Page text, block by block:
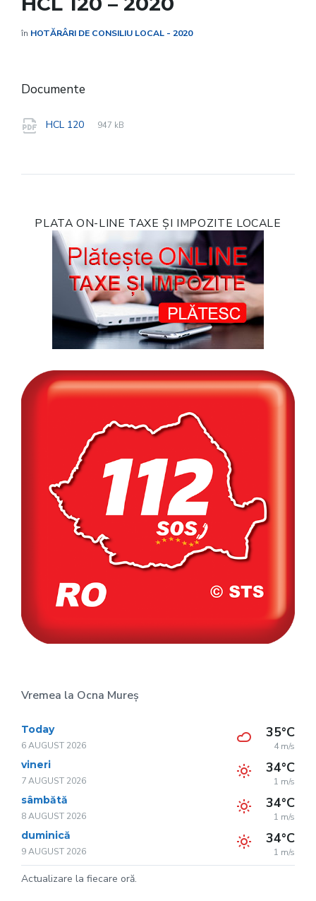
în HOTĂRÂRI DE CONSILIU LOCAL - 2020
Documente
HCL 120
File
pdf
File
947 kB
PLATA ON-LINE TAXE ȘI IMPOZITE LOCALE
Vremea la Ocna Mureș
Today
6 AUGUST 2026
35°C
4 m/s
vineri
7 AUGUST 2026
34°C
1 m/s
sâmbătă
8 AUGUST 2026
34°C
1 m/s
duminică
9 AUGUST 2026
34°C
1 m/s
Actualizare la fiecare oră.